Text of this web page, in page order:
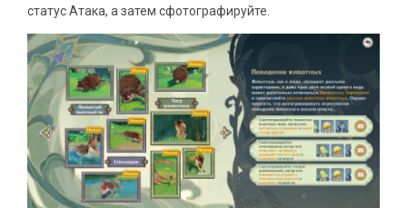
статус Атака, а затем сфотографируйте.